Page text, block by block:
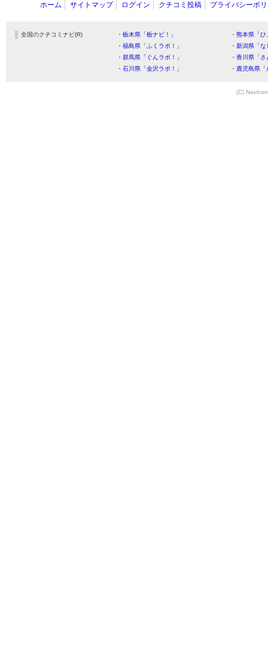
ホーム サイトマップ ログイン クチコミ投稿 プライバシーポ
全国のクチコミナビ(R) ・栃木県「栃ナビ！」
・熊本県「
・福島県「ふくラボ！」
・新潟県「
・群馬県「ぐんラボ！」
・香川県「
・石川県「金沢ラボ！」
・鹿児島県
(C)